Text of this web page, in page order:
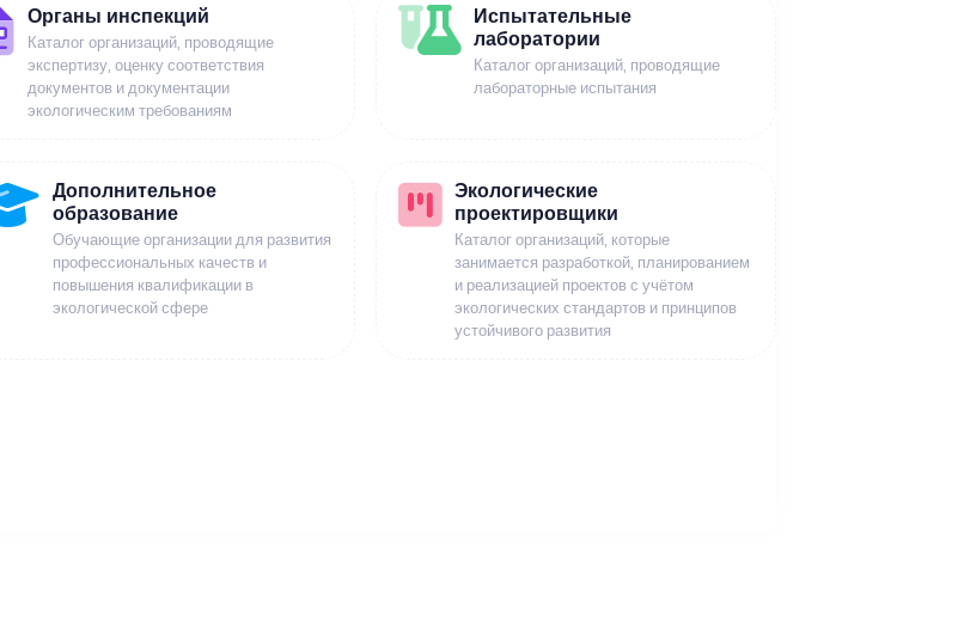
Органы инспекций
Каталог организаций, проводящие
экспертизу, оценку соответствия
документов и документации
экологическим требованиям
Испытательные
лаборатории
Каталог организаций, проводящие
лабораторные испытания
Дополнительное
образование
Обучающие организации для развития
профессиональных качеств и
повышения квалификации в
экологической сфере
Экологические
проектировщики
Каталог организаций, которые
занимается разработкой, планированием
и реализацией проектов с учётом
экологических стандартов и принципов
устойчивого развития